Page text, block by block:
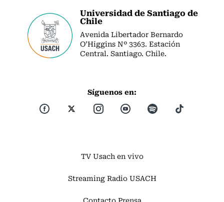
Universidad de Santiago de
Chile
Avenida Libertador Bernardo
O’Higgins Nº 3363. Estación
Central. Santiago. Chile.
Síguenos en:
TV Usach en vivo
Streaming Radio USACH